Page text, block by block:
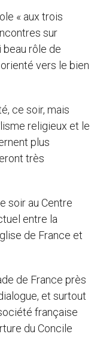
« aux trois
sur
beau rôle de
vers le bien
ce soir, mais
religieux et le
plus
très
soir au Centre
entre la
de France et
de France près
et surtout
française
du Concile